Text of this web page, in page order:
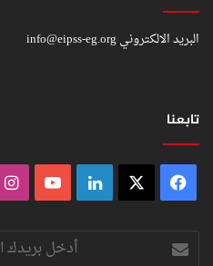
البريد الالكترونيinfo@eipss-eg.org
تابعنا
فيسبوك لينكدإن‫YouTube
أدخل
بريدك